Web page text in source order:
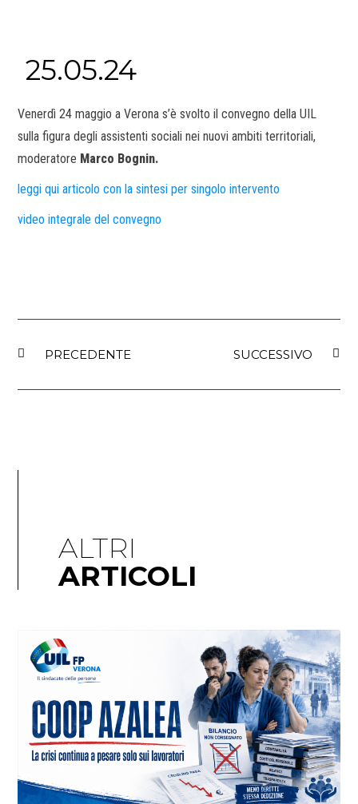
25.05.24
Venerdì 24 maggio a Verona s’è svolto il convegno della UIL
sulla figura degli assistenti sociali nei nuovi ambiti territoriali,
moderatore Marco Bognin.
leggi qui articolo con la sintesi per singolo intervento
video integrale del convegno
PRECEDENTE SUCCESSIVO
ALTRI
ARTICOLI